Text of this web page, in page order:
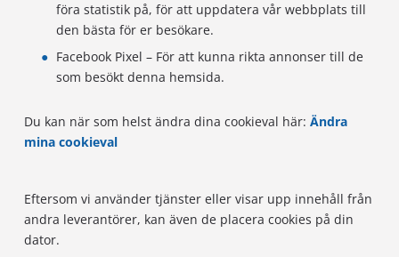
föra statistik på, för att uppdatera vår webbplats till
den bästa för er besökare.
Facebook Pixel – För att kunna rikta annonser till de
som besökt denna hemsida.
Du kan när som helst ändra dina cookieval här: Ändra
mina cookieval
Eftersom vi använder tjänster eller visar upp innehåll från
andra leverantörer, kan även de placera cookies på din
dator.